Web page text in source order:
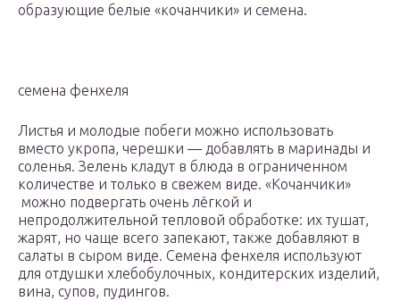
образующие белые «кочанчики» и семена.
семена фенхеля
Листья и молодые побеги можно использовать
вместо укропа, черешки — добавлять в маринады и
соленья. Зелень кладут в блюда в ограниченном
количестве и только в свежем виде. «Кочанчики»
можно подвергать очень лёгкой и
непродолжительной тепловой обработке: их тушат,
жарят, но чаще всего запекают, также добавляют в
салаты в сыром виде. Семена фенхеля используют
для отдушки хлебобулочных, кондитерских изделий,
вина, супов, пудингов.